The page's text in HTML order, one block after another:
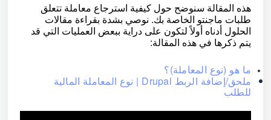
هذه المقالة سنوضح حول كيفية استرجاع معاملة تتعلق
طلبات ماجنتو الخاصة بك. نوصي بشدة بقراءة مقالات
الحلول أدناه أولاً لتكون على دراية ببعض العمليات التي قد
يتم ذكرها في هذه المقالة:
ما هو (نوع المعاملة)؟
ملحق/إضافة الربط Drupal | نوع المعاملة المالية
للطلب